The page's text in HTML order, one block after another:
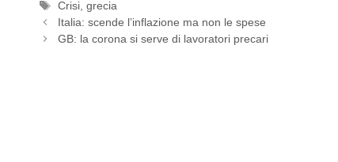
Tag
Crisi,grecia
Italia: scende l’inflazione ma non le spese
GB: la corona si serve di lavoratori precari